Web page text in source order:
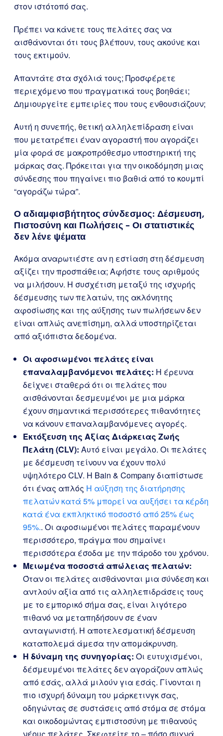
στον ιστότοπό σας.
Πρέπει να κάνετε τους πελάτες σας να
αισθάνονται ότι τους βλέπουν, τους ακούνε και
τους εκτιμούν.
Απαντάτε στα σχόλιά τους; Προσφέρετε
περιεχόμενο που πραγματικά τους βοηθάει;
Δημιουργείτε εμπειρίες που τους ενθουσιάζουν;
Αυτή η συνεπής, θετική αλληλεπίδραση είναι
που μετατρέπει έναν αγοραστή που αγοράζει
μία φορά σε μακροπρόθεσμο υποστηρικτή της
μάρκας σας. Πρόκειται για την οικοδόμηση μιας
σύνδεσης που πηγαίνει πιο βαθιά από το κουμπί
“αγοράζω τώρα”.
Ο αδιαμφισβήτητος σύνδεσμος: Δέσμευση,
Πιστοσύνη και Πωλήσεις – Οι στατιστικές
δεν λένε ψέματα
Ακόμα αναρωτιέστε αν η εστίαση στη δέσμευση
αξίζει την προσπάθεια; Αφήστε τους αριθμούς
να μιλήσουν. Η συσχέτιση μεταξύ της ισχυρής
δέσμευσης των πελατών, της ακλόνητης
αφοσίωσης και της αύξησης των πωλήσεων δεν
είναι απλώς ανεπίσημη, αλλά υποστηρίζεται
από αξιόπιστα δεδομένα.
Οι αφοσιωμένοι πελάτες είναι
επαναλαμβανόμενοι πελάτες: Η έρευνα
δείχνει σταθερά ότι οι πελάτες που
αισθάνονται δεσμευμένοι με μια μάρκα
έχουν σημαντικά περισσότερες πιθανότητες
να κάνουν επαναλαμβανόμενες αγορές.
Εκτόξευση της Αξίας Διάρκειας Ζωής
Πελάτη (CLV): Αυτό είναι μεγάλο. Οι πελάτες
με δέσμευση τείνουν να έχουν πολύ
υψηλότερο CLV. Η Bain & Company διαπίστωσε
ότι ένας απλός Η αύξηση της διατήρησης
πελατών κατά 5% μπορεί να αυξήσει τα κέρδη
κατά ένα εκπληκτικό ποσοστό από 25% έως
95%.. Οι αφοσιωμένοι πελάτες παραμένουν
περισσότερο, πράγμα που σημαίνει
περισσότερα έσοδα με την πάροδο του χρόνου.
Μειωμένα ποσοστά απώλειας πελατών:
Όταν οι πελάτες αισθάνονται μια σύνδεση και
αντλούν αξία από τις αλληλεπιδράσεις τους
με το εμπορικό σήμα σας, είναι λιγότερο
πιθανό να μεταπηδήσουν σε έναν
ανταγωνιστή. Η αποτελεσματική δέσμευση
καταπολεμά άμεσα την απομάκρυνση.
Η δύναμη της συνηγορίας: Οι ευτυχισμένοι,
δέσμευμένοι πελάτες δεν αγοράζουν απλώς
από εσάς, αλλά μιλούν για εσάς. Γίνονται η
πιο ισχυρή δύναμη του μάρκετινγκ σας,
οδηγώντας σε συστάσεις από στόμα σε στόμα
και οικοδομώντας εμπιστοσύνη με πιθανούς